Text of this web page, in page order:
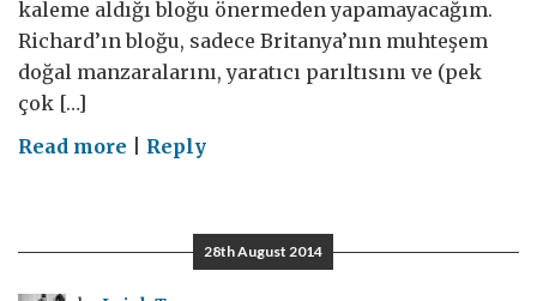
kaleme aldığı bloğu önermeden yapamayacağım.
Richard’ın bloğu, sadece Britanya’nın muhteşem
doğal manzaralarını, yaratıcı parıltısını ve (pek
çok […]
Read more onReply
28th August 2014